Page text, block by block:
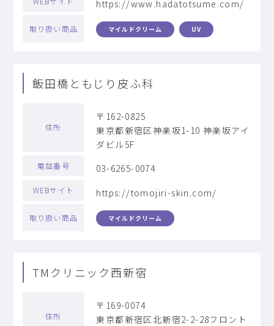
https://www.hadatotsume.com/
取り扱い商品 マイルドクリーム UV
飯田橋ともじり皮ふ科
住所
〒162-0825
東京都新宿区神楽坂1-10 神楽坂アイ
ダビル5F
電話番号 03-6265-0074
WEBサイト https://tomojiri-skin.com/
取り扱い商品 マイルドクリーム
TMクリニック西新宿
住所
〒169-0074
東京都新宿区北新宿2-2-28フロント